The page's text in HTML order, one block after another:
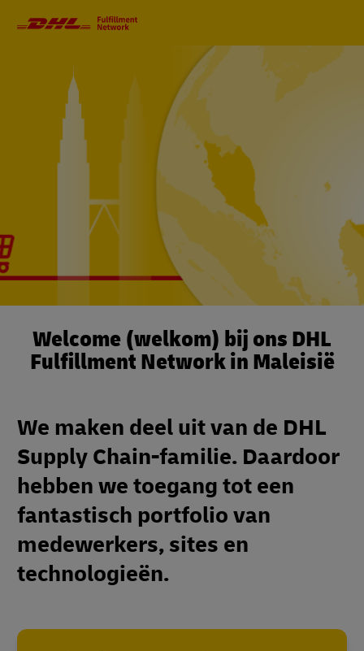
Welcome (welkom) bij ons DHL
Fulfillment Network in Maleisië
We maken deel uit van de DHL
Supply Chain-familie. Daardoor
hebben we toegang tot een
fantastisch portfolio van
medewerkers, sites en
technologieën.